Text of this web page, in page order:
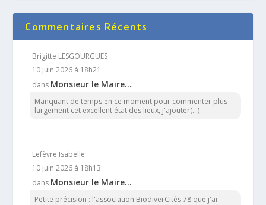
Commentaires Récents
Brigitte LESGOURGUES
10 juin 2026 à 18h21
dans Monsieur le Maire…
Manquant de temps en ce moment pour commenter plus
largement cet excellent état des lieux, j'ajouter(...)
Lefèvre Isabelle
10 juin 2026 à 18h13
dans Monsieur le Maire…
Petite précision : l'association BiodiverCités 78 que j'ai